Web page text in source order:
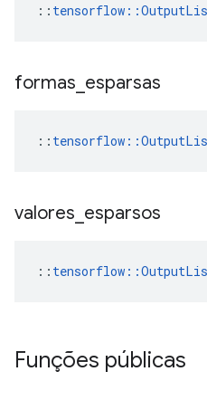
::
formas esparsas
::
valores esparsos
::
Funções públicas